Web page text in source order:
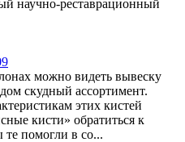
научно-реставрационный
можно видеть вывеску
скудный ассортимент.
этих кистей
кисти» обратиться к
те помогли в со...